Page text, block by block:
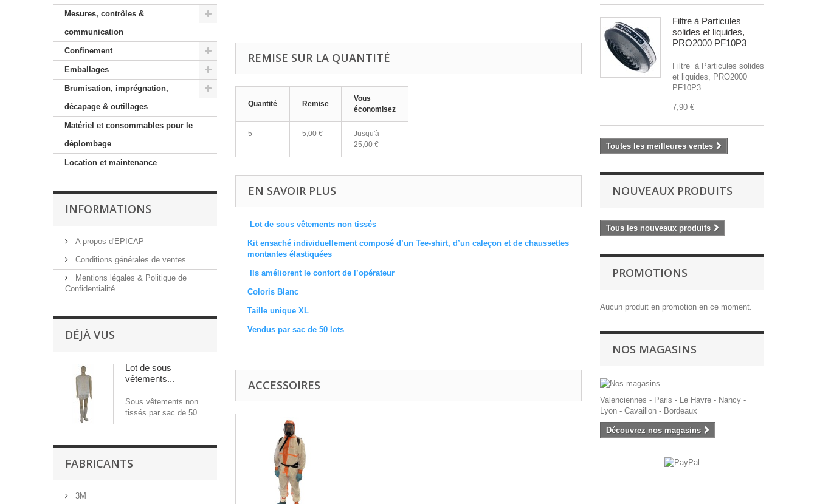
Mesures, contrôles &
communication
Confinement
Emballages
Brumisation, imprégnation,
décapage & outillages
Matériel et consommables pour le
déplombage
Location et maintenance
INFORMATIONS
A propos d'EPICAP
Conditions générales de ventes
Mentions légales & Politique de
Confidentialité
DÉJÀ VUS
Lot de sous
vêtements...
Sous vêtements non
tissés par sac de 50
FABRICANTS
3M
REMISE SUR LA QUANTITÉ
Quantité Remise
Vous
économisez
5 5,00 €
Jusqu'à
25,00 €
EN SAVOIR PLUS
Lot de sous vêtements non tissés
Kit ensaché individuellement composé d’un Tee-shirt, d’un caleçon et de chaussettes
montantes élastiquées
Ils améliorent le confort de l’opérateur
Coloris Blanc
Taille unique XL
Vendus par sac de 50 lots
ACCESSOIRES
Filtre à Particules
solides et liquides,
PRO2000 PF10P3
Filtre à Particules solides
et liquides, PRO2000
PF10P3...
7,90 €
Toutes les meilleures ventes
NOUVEAUX PRODUITS
Tous les nouveaux produits
PROMOTIONS
Aucun produit en promotion en ce moment.
NOS MAGASINS
Valenciennes - Paris - Le Havre - Nancy -
Lyon - Cavaillon - Bordeaux
Découvrez nos magasins